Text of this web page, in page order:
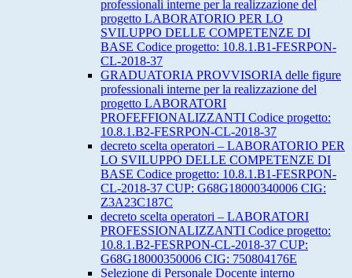
professionali interne per la realizzazione del
progetto LABORATORIO PER LO
SVILUPPO DELLE COMPETENZE DI
BASE Codice progetto: 10.8.1.B1-FESRPON-
CL-2018-37
GRADUATORIA PROVVISORIA delle figure
professionali interne per la realizzazione del
progetto LABORATORI
PROFEFFIONALIZZANTI Codice progetto:
10.8.1.B2-FESRPON-CL-2018-37
decreto scelta operatori – LABORATORIO PER
LO SVILUPPO DELLE COMPETENZE DI
BASE Codice progetto: 10.8.1.B1-FESRPON-
CL-2018-37 CUP: G68G18000340006 CIG:
Z3A23C187C
decreto scelta operatori – LABORATORI
PROFESSIONALIZZANTI Codice progetto:
10.8.1.B2-FESRPON-CL-2018-37 CUP:
G68G18000350006 CIG: 750804176E
Selezione di Personale Docente interno